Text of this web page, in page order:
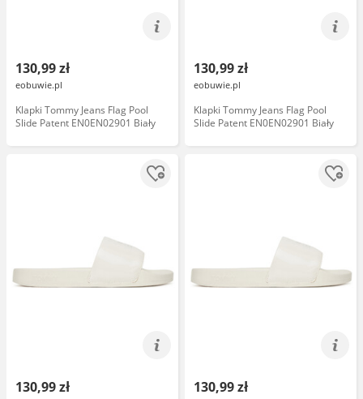
130,99 zł
eobuwie.pl
Klapki Tommy Jeans Flag Pool
Slide Patent EN0EN02901 Biały
130,99 zł
eobuwie.pl
Klapki Tommy Jeans Flag Pool
Slide Patent EN0EN02901 Biały
130,99 zł 130,99 zł